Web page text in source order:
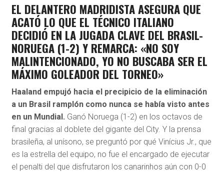
EL DELANTERO MADRIDISTA ASEGURA QUE
ACATÓ LO QUE EL TÉCNICO ITALIANO
DECIDIÓ EN LA JUGADA CLAVE DEL BRASIL-
NORUEGA (1-2) Y REMARCA: «NO SOY
MALINTENCIONADO, YO NO BUSCABA SER EL
MÁXIMO GOLEADOR DEL TORNEO»
Haaland empujó hacia el precipicio de la eliminación
a un Brasil ramplón como nunca se había visto antes
en un Mundial. Ganó Noruega (1-2) en los octavos de
final gracias al doblete del gigante del City. Y la prensa
brasileña, al unísono, se preguntó por qué Vinícius Jr., que
es la estrella del equipo, no fue el encargado de ejecutar
el penalti del que disfrutaron los canarinhos aún con 0-0